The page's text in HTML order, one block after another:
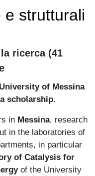
e strutturali
ricerca (41
of Messina
scholarship.
in Messina, research
in the laboratories of
in particular
of Catalysis for
of the University